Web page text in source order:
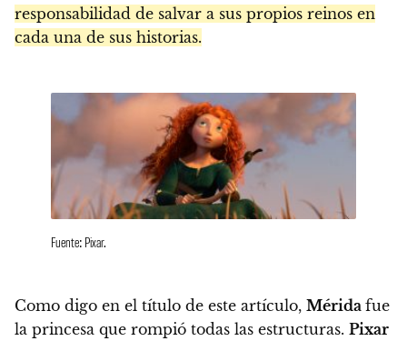
responsabilidad de salvar a sus propios reinos en
cada una de sus historias.
Fuente: Pixar.
Como digo en el título de este artículo, Mérida fue
la princesa que rompió todas las estructuras. Pixar